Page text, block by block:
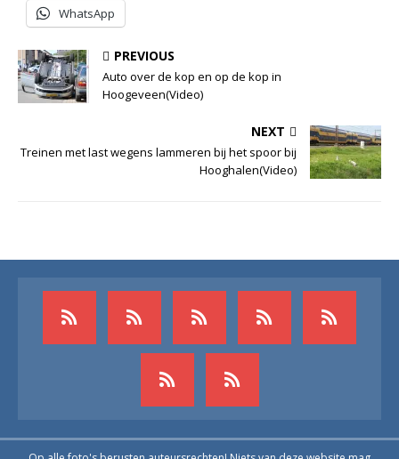
WhatsApp
PREVIOUS
Auto over de kop en op de kop in
Hoogeveen(Video)
NEXT
Treinen met last wegens lammeren bij het spoor bij
Hooghalen(Video)